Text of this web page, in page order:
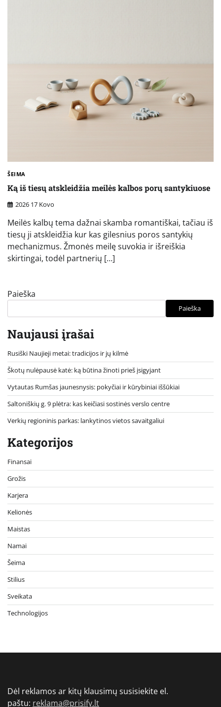
ŠEIMA
Ką iš tiesų atskleidžia meilės kalbos porų santykiuose
2026 17 Kovo
Meilės kalbų tema dažnai skamba romantiškai, tačiau iš
tiesų ji atskleidžia kur kas gilesnius poros santykių
mechanizmus. Žmonės meilę suvokia ir išreiškia
skirtingai, todėl partnerių […]
Paieška
Paieška
Naujausi įrašai
Rusiški Naujieji metai: tradicijos ir jų kilmė
Škotų nulėpausė katė: ką būtina žinoti prieš įsigyjant
Vytautas Rumšas jaunesnysis: pokyčiai ir kūrybiniai iššūkiai
Saltoniškių g. 9 plėtra: kas keičiasi sostinės verslo centre
Verkių regioninis parkas: lankytinos vietos savaitgaliui
Kategorijos
Finansai
Grožis
Karjera
Kelionės
Maistas
Namai
Šeima
Stilius
Sveikata
Technologijos
Dėl reklamos ar kitų klausimų susisiekite el.
paštu: reklama@prisify.lt